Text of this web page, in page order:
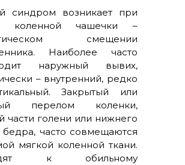
синдром возникает при
коленной чашечки –
смещении
Наиболее часто
наружный вывих,
– внутренний, редко
Закрытый или
перелом коленки,
части голени или нижнего
бедра, часто совмещаются
мягкой коленной ткани.
к обильному